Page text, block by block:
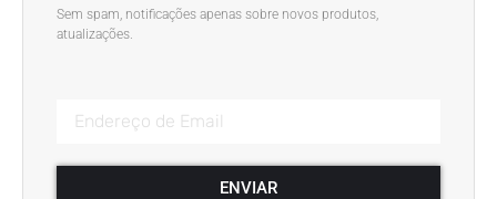
Sem spam, notificações apenas sobre novos produtos,
atualizações.
ENVIAR